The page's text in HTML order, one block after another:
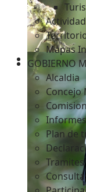
Mapas
GOBIERNO
Alcaldia
Concejo
Plan de